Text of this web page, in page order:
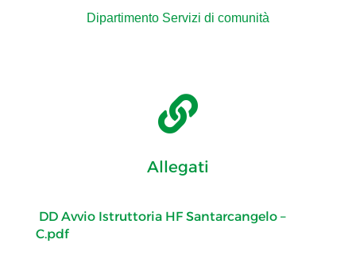
Dipartimento Servizi di comunità

Allegati
DD Avvio Istruttoria HF Santarcangelo –
C.pdf